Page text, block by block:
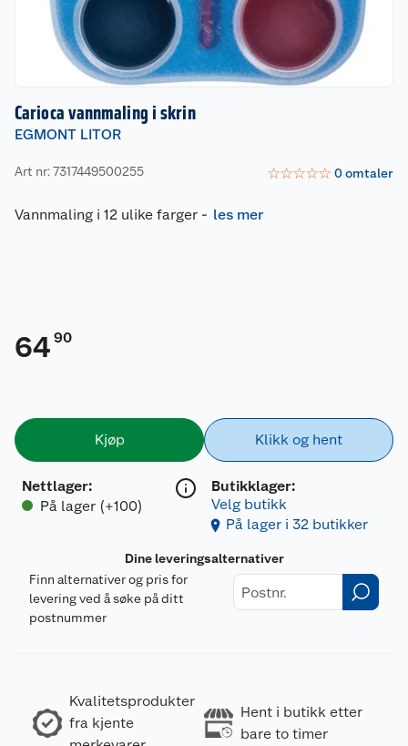
Carioca vannmaling i skrin
EGMONT LITOR
Art nr: 7317449500255 ☆☆☆☆☆ 0omtaler
Vannmaling i 12 ulike farger - les mer
64 90
Kjøp
Nettlager:
På lager (+100)
Klikk og hent
Butikklager:
Velg butikk
På lager i 32 butikker
Dine leveringsalternativer
Finn alternativer og pris for
levering ved å søke på ditt
postnummer
Kvalitetsprodukter
fra kjente
Hent i butikk etter
bare to timer